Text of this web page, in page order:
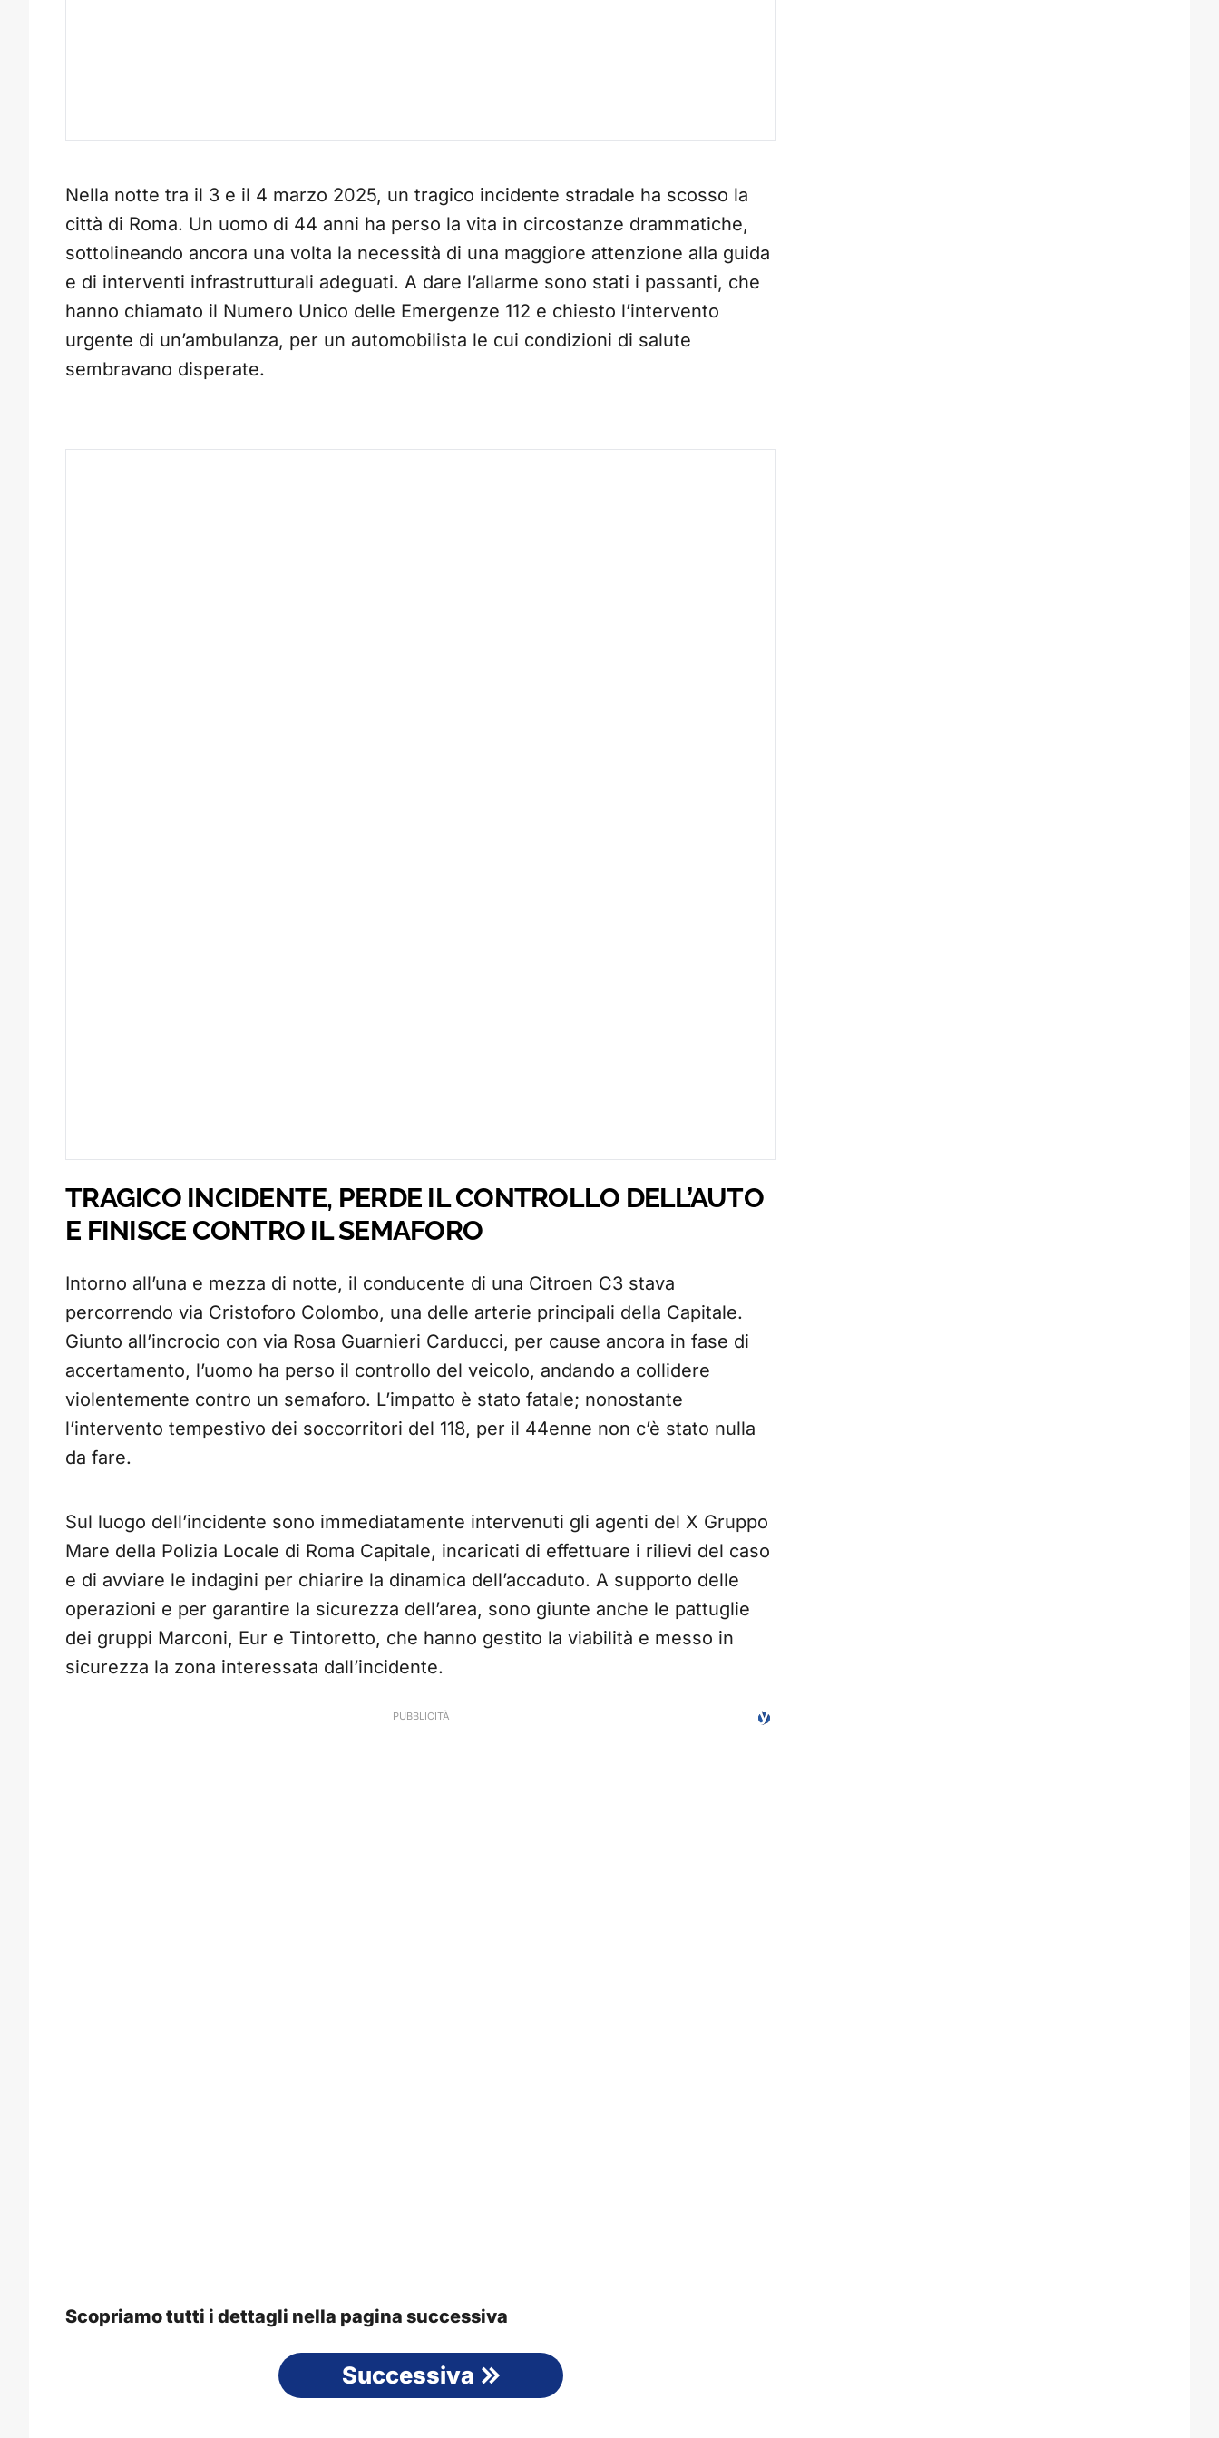
Nella notte tra il 3 e il 4 marzo 2025, un tragico incidente stradale ha scosso la
città di Roma. Un uomo di 44 anni ha perso la vita in circostanze drammatiche,
sottolineando ancora una volta la necessità di una maggiore attenzione alla guida
e di interventi infrastrutturali adeguati. A dare l’allarme sono stati i passanti, che
hanno chiamato il Numero Unico delle Emergenze 112 e chiesto l’intervento
urgente di un’ambulanza, per un automobilista le cui condizioni di salute
sembravano disperate.
TRAGICO INCIDENTE, PERDE IL CONTROLLO DELL’AUTO
E FINISCE CONTRO IL SEMAFORO
Intorno all’una e mezza di notte, il conducente di una Citroen C3 stava
percorrendo via Cristoforo Colombo, una delle arterie principali della Capitale.
Giunto all’incrocio con via Rosa Guarnieri Carducci, per cause ancora in fase di
accertamento, l’uomo ha perso il controllo del veicolo, andando a collidere
violentemente contro un semaforo. L’impatto è stato fatale; nonostante
l’intervento tempestivo dei soccorritori del 118, per il 44enne non c’è stato nulla
da fare.
Sul luogo dell’incidente sono immediatamente intervenuti gli agenti del X Gruppo
Mare della Polizia Locale di Roma Capitale, incaricati di effettuare i rilievi del caso
e di avviare le indagini per chiarire la dinamica dell’accaduto. A supporto delle
operazioni e per garantire la sicurezza dell’area, sono giunte anche le pattuglie
dei gruppi Marconi, Eur e Tintoretto, che hanno gestito la viabilità e messo in
sicurezza la zona interessata dall’incidente.
Scopriamo tutti i dettagli nella pagina successiva
Successiva